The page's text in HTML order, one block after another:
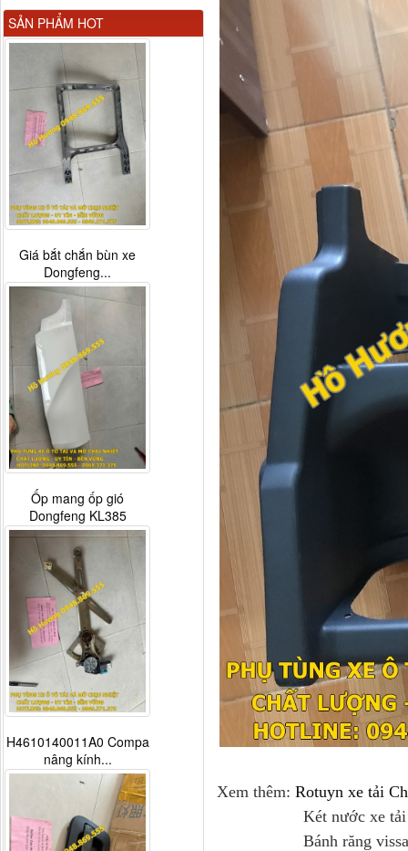
Xem thêm: Rotuyn xe tải
Két nước xe tải
Bánh răng vissai
SẢN PHẨM HOT
Gương chiếu hậu FAW
JH6 có sấy...
Giá bắt chắn bùn xe
Dongfeng...
Ốp mang ốp gió
Dongfeng KL385
H4610140011A0 Compa
nâng kính...